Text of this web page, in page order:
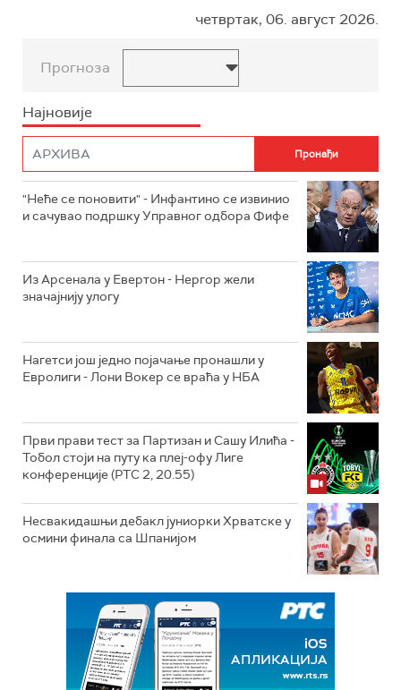
четвртак, 06. август 2026.
Прогноза
Најновије
"Неће се поновити" - Инфантино се извинио
и сачувао подршку Управног одбора Фифе
Из Арсенала у Евертон - Нергор жели
значајнију улогу
Нагетси још једно појачање пронашли у
Евролиги - Лони Вокер се враћа у НБА
Први прави тест за Партизан и Сашу Илића -
Тобол стоји на путу ка плеј-офу Лиге
конференције (РТС 2, 20.55)
Несвакидашњи дебакл јуниорки Хрватске у
осмини финала са Шпанијом